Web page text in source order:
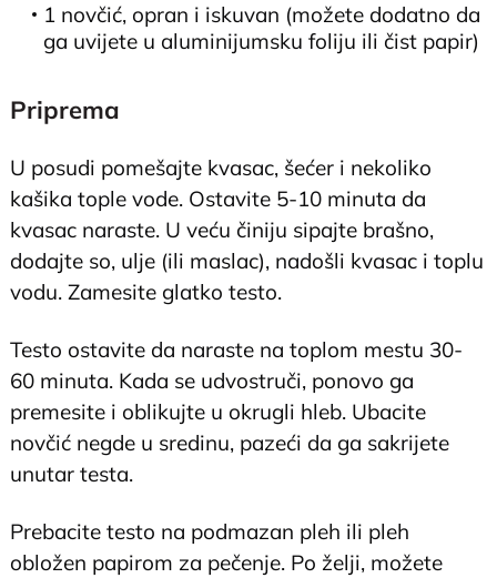
1 novčić, opran i iskuvan (možete dodatno da
ga uvijete u aluminijumsku foliju ili čist papir)
Priprema
U posudi pomešajte kvasac, šećer i nekoliko
kašika tople vode. Ostavite 5-10 minuta da
kvasac naraste. U veću činiju sipajte brašno,
dodajte so, ulje (ili maslac), nadošli kvasac i toplu
vodu. Zamesite glatko testo.
Testo ostavite da naraste na toplom mestu 30-
60 minuta. Kada se udvostruči, ponovo ga
premesite i oblikujte u okrugli hleb. Ubacite
novčić negde u sredinu, pazeći da ga sakrijete
unutar testa.
Prebacite testo na podmazan pleh ili pleh
obložen papirom za pečenje. Po želji, možete